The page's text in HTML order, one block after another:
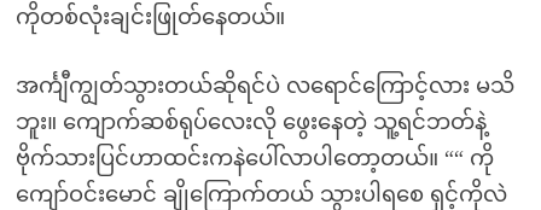
ကိုတစ်လုံးချင်းဖြုတ်နေတယ်။
အင်္ကျီကျွတ်သွားတယ်ဆိုရင်ပဲ လရောင်ကြောင့်လား မသိ
ဘူး။ ကျောက်ဆစ်ရုပ်လေးလို ဖွေးနေတဲ့ သူ့ရင်ဘတ်နဲ့
ဗိုက်သားပြင်ဟာထင်းကနဲပေါ်လာပါတော့တယ်။ ““ ကို
ကျော်ဝင်းမောင် ချိုကြောက်တယ် သွားပါရစေ ရှင့်ကိုလဲ